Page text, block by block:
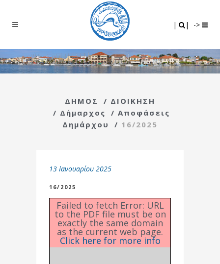
| | ->
ΔΗΜΟΣ / ΔΙΟΙΚΗΣΗ
/ Δήμαρχος / Αποφάσεις
Δημάρχου
/ 16/2025
13 Ιανουαρίου 2025
16/2025
Failed to fetch Error: URL
to the PDF file must be on
exactly the same domain
as the current web page.
Click here for more info